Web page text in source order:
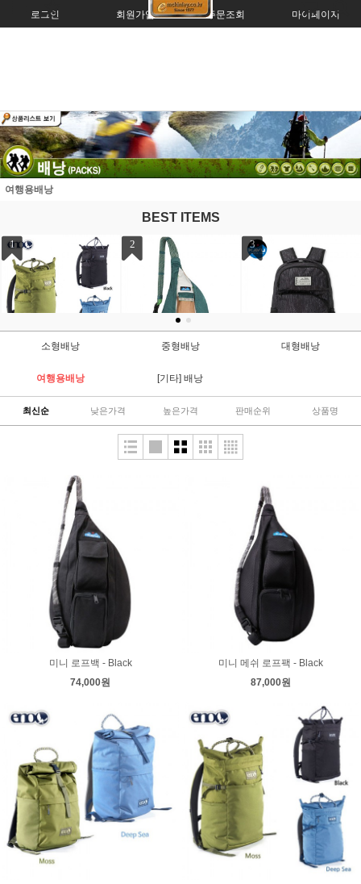
로그인 회원가입 주문조회 마이페이지
여행용배낭
BEST ITEMS
4
135,000원
5
190,000원
소형배낭 중형배낭 대형배낭
여행용배낭 [기타] 배낭
최신순 낮은가격 높은가격 판매순위 상품명
미니 로프백 - Black
74,000원
미니 메쉬 로프팩 - Black
87,000원